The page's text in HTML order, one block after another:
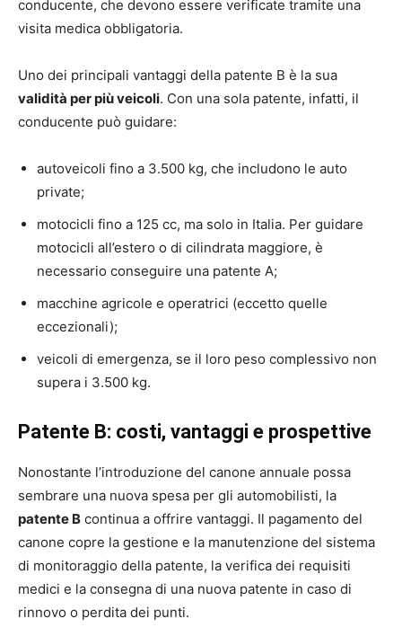
conducente, che devono essere verificate tramite una
visita medica obbligatoria.
Uno dei principali vantaggi della patente B è la sua
validità per più veicoli. Con una sola patente, infatti, il
conducente può guidare:
autoveicoli fino a 3.500 kg, che includono le auto
private;
motocicli fino a 125 cc, ma solo in Italia. Per guidare
motocicli all’estero o di cilindrata maggiore, è
necessario conseguire una patente A;
macchine agricole e operatrici (eccetto quelle
eccezionali);
veicoli di emergenza, se il loro peso complessivo non
supera i 3.500 kg.
Patente B: costi, vantaggi e prospettive
Nonostante l’introduzione del canone annuale possa
sembrare una nuova spesa per gli automobilisti, la
patente B continua a offrire vantaggi. Il pagamento del
canone copre la gestione e la manutenzione del sistema
di monitoraggio della patente, la verifica dei requisiti
medici e la consegna di una nuova patente in caso di
rinnovo o perdita dei punti.